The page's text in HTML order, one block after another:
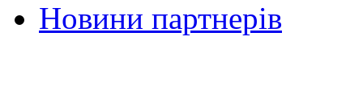
Новини партнерів